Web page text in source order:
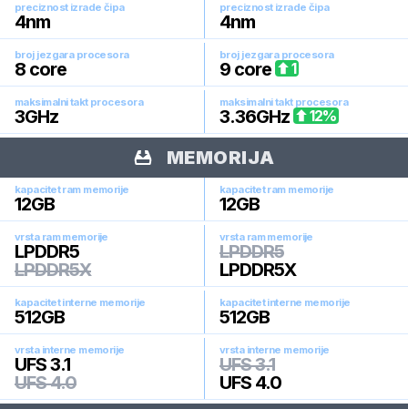
preciznost izrade čipa
4nm
preciznost izrade čipa
4nm
broj jezgara procesora
8 core
broj jezgara procesora
9 core 1
maksimalni takt procesora
3GHz
maksimalni takt procesora
3.36GHz 12%
MEMORIJA
kapacitet ram memorije
12GB
kapacitet ram memorije
12GB
vrsta ram memorije
LPDDR5
LPDDR5X
vrsta ram memorije
LPDDR5
LPDDR5X
kapacitet interne memorije
512GB
kapacitet interne memorije
512GB
vrsta interne memorije
UFS 3.1
UFS 4.0
vrsta interne memorije
UFS 3.1
UFS 4.0